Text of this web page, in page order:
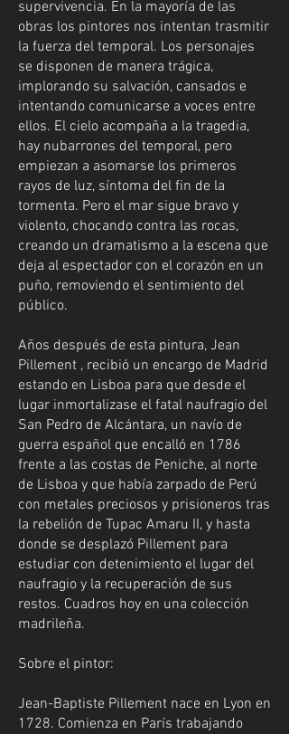
supervivencia. En la mayoría de las
obras los pintores nos intentan trasmitir
la fuerza del temporal. Los personajes
se disponen de manera trágica,
implorando su salvación, cansados e
intentando comunicarse a voces entre
ellos. El cielo acompaña a la tragedia,
hay nubarrones del temporal, pero
empiezan a asomarse los primeros
rayos de luz, síntoma del fin de la
tormenta. Pero el mar sigue bravo y
violento, chocando contra las rocas,
creando un dramatismo a la escena que
deja al espectador con el corazón en un
puño, removiendo el sentimiento del
público.
Años después de esta pintura, Jean
Pillement , recibió un encargo de Madrid
estando en Lisboa para que desde el
lugar inmortalizase el fatal naufragio del
San Pedro de Alcántara, un navío de
guerra español que encalló en 1786
frente a las costas de Peniche, al norte
de Lisboa y que había zarpado de Perú
con metales preciosos y prisioneros tras
la rebelión de Tupac Amaru II, y hasta
donde se desplazó Pillement para
estudiar con detenimiento el lugar del
naufragio y la recuperación de sus
restos. Cuadros hoy en una colección
madrileña.
Sobre el pintor:
Jean-Baptiste Pillement nace en Lyon en
1728. Comienza en París trabajando